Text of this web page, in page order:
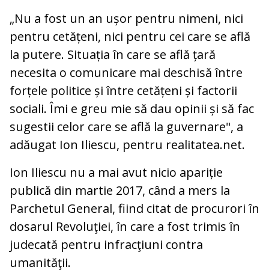
„Nu a fost un an ușor pentru nimeni, nici
pentru cetățeni, nici pentru cei care se află
la putere. Situația în care se află țară
necesita o comunicare mai deschisă între
forțele politice și între cetățeni și factorii
sociali. Îmi e greu mie să dau opinii și să fac
sugestii celor care se află la guvernare", a
adăugat Ion Iliescu, pentru realitatea.net.
Ion Iliescu nu a mai avut nicio apariție
publică din martie 2017, când a mers la
Parchetul General, fiind citat de procurori în
dosarul Revoluţiei, în care a fost trimis în
judecată pentru infracţiuni contra
umanităţii.